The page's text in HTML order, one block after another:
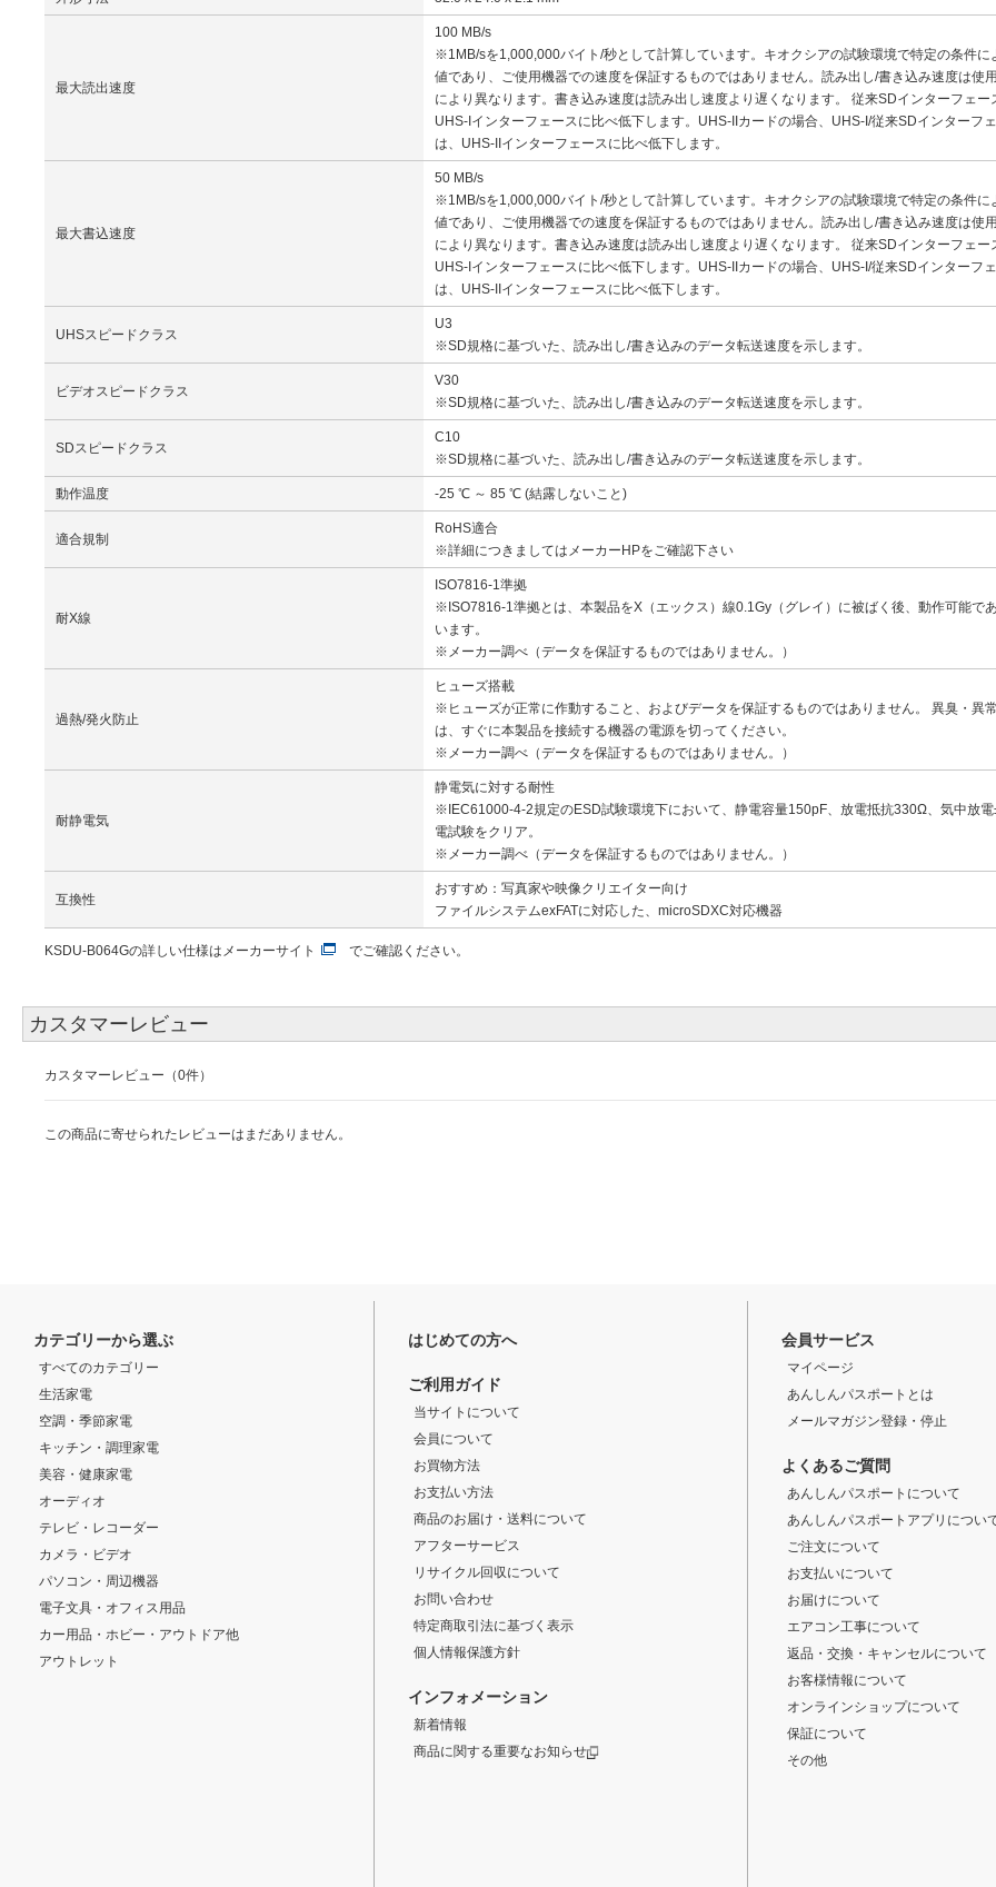
最大読出速度
100 MB/s
※1MB/sを1,000,000バイト/秒として計算しています。キオクシアの試験環境で特定の条件に
値であり、ご使用機器での速度を保証するものではありません。読み出し/書き込み速度は使
により異なります。書き込み速度は読み出し速度より遅くなります。 従来SDインターフェー
UHS-Iインターフェースに比べ低下します。UHS-IIカードの場合、UHS-I/従来SDインターフ
は、UHS-IIインターフェースに比べ低下します。
最大書込速度
50 MB/s
※1MB/sを1,000,000バイト/秒として計算しています。キオクシアの試験環境で特定の条件に
値であり、ご使用機器での速度を保証するものではありません。読み出し/書き込み速度は使
により異なります。書き込み速度は読み出し速度より遅くなります。 従来SDインターフェー
UHS-Iインターフェースに比べ低下します。UHS-IIカードの場合、UHS-I/従来SDインターフ
は、UHS-IIインターフェースに比べ低下します。
UHSスピードクラス
U3
※SD規格に基づいた、読み出し/書き込みのデータ転送速度を示します。
ビデオスピードクラス
V30
※SD規格に基づいた、読み出し/書き込みのデータ転送速度を示します。
SDスピードクラス
C10
※SD規格に基づいた、読み出し/書き込みのデータ転送速度を示します。
動作温度 -25 ℃ ～ 85 ℃ (結露しないこと)
適合規制
RoHS適合
※詳細につきましてはメーカーHPをご確認下さい
耐X線
ISO7816-1準拠
※ISO7816-1準拠とは、本製品をX（エックス）線0.1Gy（グレイ）に被ばく後、動作可能で
います。
※メーカー調べ（データを保証するものではありません。）
過熱/発火防止
ヒューズ搭載
※ヒューズが正常に作動すること、およびデータを保証するものではありません。 異臭・異
は、すぐに本製品を接続する機器の電源を切ってください。
※メーカー調べ（データを保証するものではありません。）
耐静電気
静電気に対する耐性
※IEC61000-4-2規定のESD試験環境下において、静電容量150pF、放電抵抗330Ω、気中放
電試験をクリア。
※メーカー調べ（データを保証するものではありません。）
互換性
おすすめ：写真家や映像クリエイター向け
ファイルシステムexFATに対応した、microSDXC対応機器
KSDU-B064Gの詳しい仕様は メーカーサイト でご確認ください。
カスタマーレビュー
カスタマーレビュー（0件）
この商品に寄せられたレビューはまだありません。
カテゴリーから選ぶ
すべてのカテゴリー
生活家電
空調・季節家電
キッチン・調理家電
美容・健康家電
オーディオ
テレビ・レコーダー
カメラ・ビデオ
パソコン・周辺機器
電子文具・オフィス用品
カー用品・ホビー・アウトドア他
アウトレット
はじめての方へ
ご利用ガイド
当サイトについて
会員について
お買物方法
お支払い方法
商品のお届け・送料について
アフターサービス
リサイクル回収について
お問い合わせ
特定商取引法に基づく表示
個人情報保護方針
インフォメーション
新着情報
商品に関する重要なお知らせ
会員サービス
マイページ
あんしんパスポートとは
メールマガジン登録・停止
よくあるご質問
あんしんパスポートについて
あんしんパスポートアプリについ
ご注文について
お支払いについて
お届けについて
エアコン工事について
返品・交換・キャンセルについて
お客様情報について
オンラインショップについて
保証について
その他